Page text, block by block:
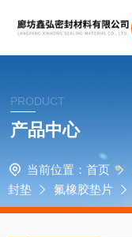
PRODUCT
产品中心
当前位置： 首页
封垫
氟橡胶垫片